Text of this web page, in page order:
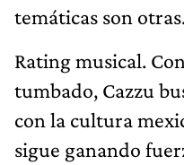
temáticas son
Rating musical.
tumbado, Cazzu
con la cultura
sigue ganando